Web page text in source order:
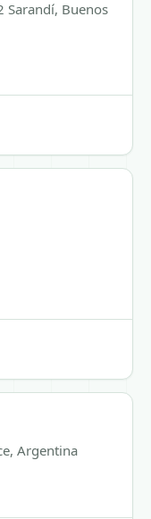
Buenos
Argentina